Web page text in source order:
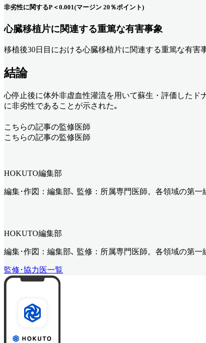
非劣性に関するP＜0.001(マージン 20％ポイント)
心臓移植片に関連する重篤な有害事象
移植後30日目における心臓移植片に関連する重篤な有害
結論
心停止後に体外非虚血性灌流を用いて蘇生・評価した
に非劣性であることが示された｡
こちらの記事の監修医師
こちらの記事の監修医師
HOKUTO編集部
編集･作図：編集部､ 監修：所属専門医師。各領域の第
HOKUTO編集部
編集･作図：編集部､ 監修：所属専門医師。各領域の第
監修･協力医一覧